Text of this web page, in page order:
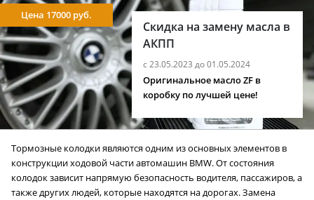
Скидка на замену масла в
АКПП
с 23.05.2023 до 01.05.2024
Цена 17000 руб.
Оригинальное масло ZF в
коробку по лучшей цене!
Тормозные колодки являются одним из основных элементов в
конструкции ходовой части автомашин BMW. От состояния
колодок зависит напрямую безопасность водителя, пассажиров, а
также других людей, которые находятся на дорогах. Замена